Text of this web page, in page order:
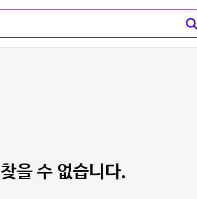
찾을 수 없습니다.